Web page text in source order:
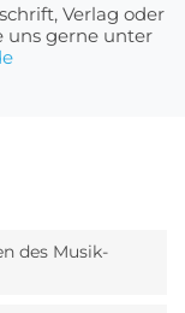
Verlag oder
uns gerne unter
des Musik-